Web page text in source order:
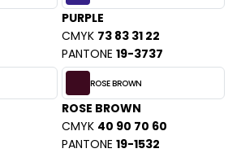
PURPLE
CMYK 73 83 31 22
PANTONE 19-3737
ROSE BROWN
ROSE BROWN
CMYK 40 90 70 60
PANTONE 19-1532